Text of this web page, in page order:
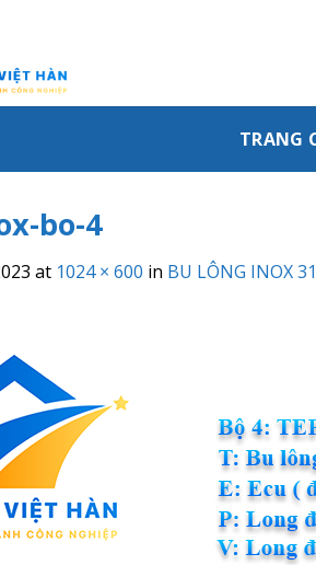
TRANG
bo-4
at 1024 × 600 in BU LÔNG INOX